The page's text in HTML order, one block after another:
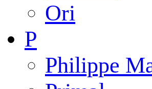
Ori
P
Philippe